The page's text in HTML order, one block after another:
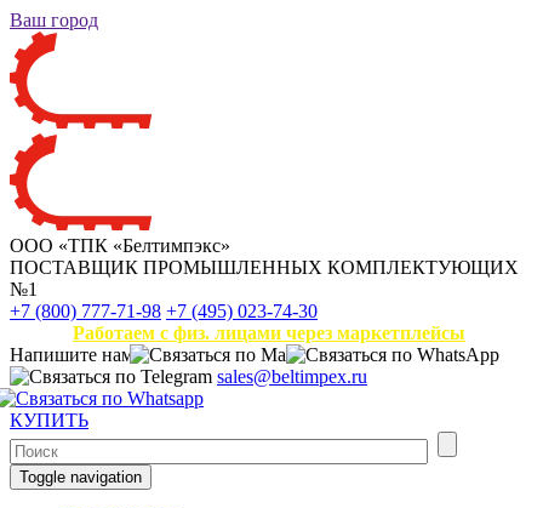
Ваш город
ООО «ТПК «Белтимпэкс»
ПОСТАВЩИК ПРОМЫШЛЕННЫХ КОМПЛЕКТУЮЩИХ
№1
+7 (800) 777-71-98 +7 (495) 023-74-30
Работаем с физ. лицами через маркетплейсы
Напишите нам
sales@beltimpex.ru
КУПИТЬ
Toggle navigation